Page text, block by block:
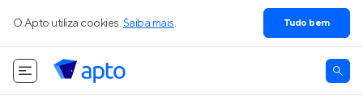
O Apto utiliza cookies. Saiba mais. Tudo bem